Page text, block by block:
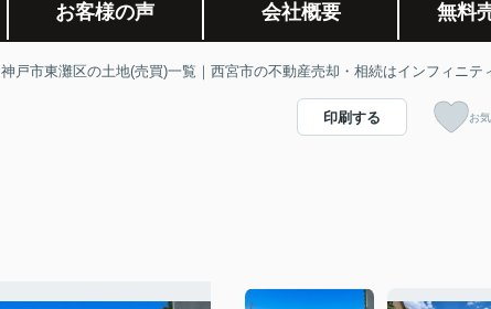
お客様の声 会社概要 無料
神戸市東灘区の土地(売買)一覧｜西宮市の不動産売却・相続はインフィニテ
印刷する お